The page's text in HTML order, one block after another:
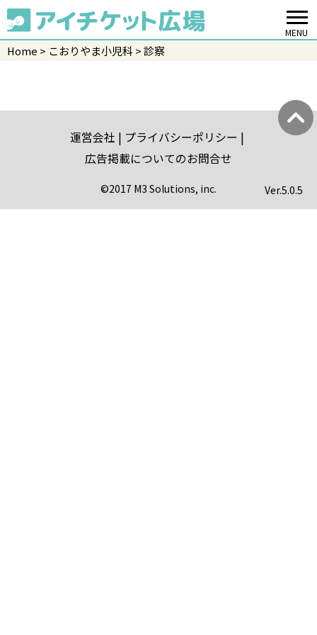
MENU
Home こおりやま小児科 診察
運営会社
プライバシーポリシー
広告掲載についてのお問合せ
©2017 M3 Solutions, inc. Ver.5.0.5